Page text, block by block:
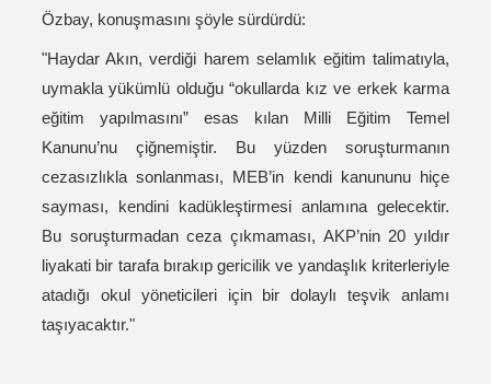
Özbay, konuşmasını şöyle sürdürdü:
"Haydar Akın, verdiği harem selamlık eğitim talimatıyla,
uymakla yükümlü olduğu “okullarda kız ve erkek karma
eğitim yapılmasını” esas kılan Milli Eğitim Temel
Kanunu’nu çiğnemiştir. Bu yüzden soruşturmanın
cezasızlıkla sonlanması, MEB’in kendi kanununu hiçe
sayması, kendini kadükleştirmesi anlamına gelecektir.
Bu soruşturmadan ceza çıkmaması, AKP’nin 20 yıldır
liyakati bir tarafa bırakıp gericilik ve yandaşlık kriterleriyle
atadığı okul yöneticileri için bir dolaylı teşvik anlamı
taşıyacaktır."